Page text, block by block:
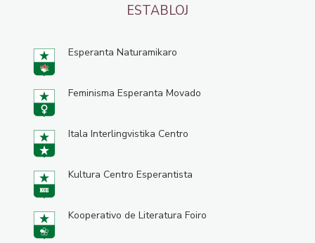
ESTABLOJ
Esperanta Naturamikaro
Feminisma Esperanta Movado
Itala Interlingvistika Centro
Kultura Centro Esperantista
Kooperativo de Literatura Foiro